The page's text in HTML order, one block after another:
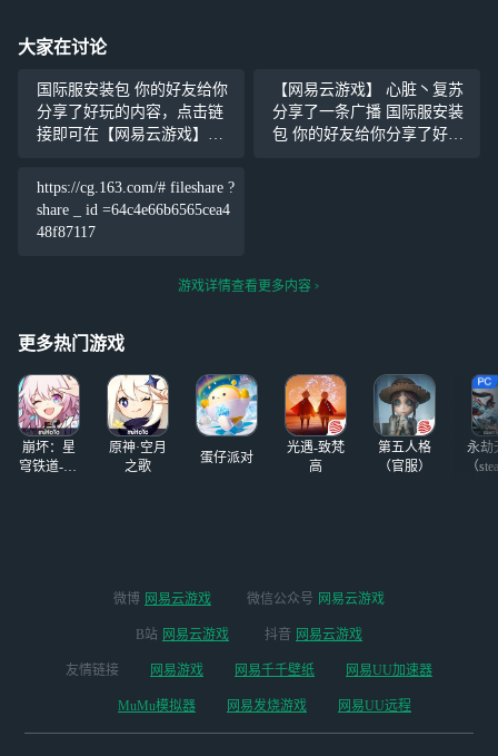
大家在讨论
国际服安装包 你的好友给你
分享了好玩的内容，点击链
接即可在【网易云游戏】内
fileshare?share_id=64c4e66b65
65cea448
【网易云游戏】 心脏丶复苏
分享了一条广播 国际服安装
包 你的好友给你分享了好玩
https://cg.163.com/# fileshare ?
share _ id =64c4e66b6565cea4
48f87117
游戏详情查看更多内容
更多热门游戏
崩坏：星
穹铁道-4.4
原神·空月
之歌
蛋仔派对
光遇-致梵
高
第五人格
（官服）
永劫
（
微博 网易云游戏 微信公众号 网易云游戏
B站 网易云游戏 抖音 网易云游戏
友情链接 网易游戏 网易千千壁纸 网易UU加速器
MuMu模拟器 网易发烧游戏 网易UU远程